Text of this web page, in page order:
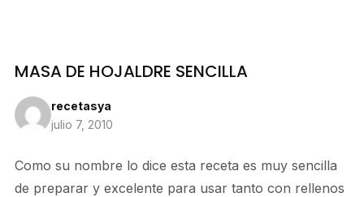
MASA DE HOJALDRE SENCILLA
recetasya
julio 7, 2010
Como su nombre lo dice esta receta es muy sencilla
de preparar y excelente para usar tanto con rellenos